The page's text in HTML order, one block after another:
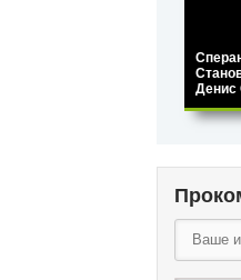
Денис